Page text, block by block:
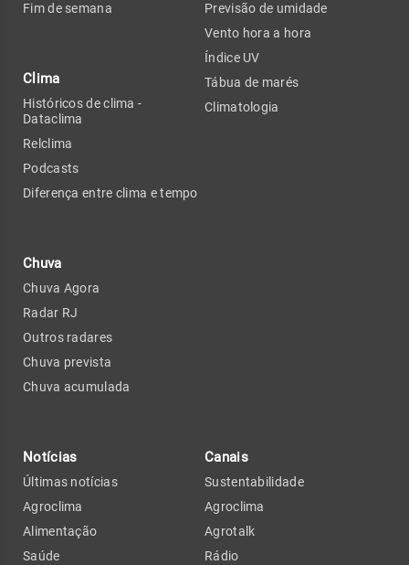
Fim de semana
Clima
Históricos de clima -
Dataclima
Relclima
Podcasts
Diferença entre clima e tempo
Chuva
Chuva Agora
Radar RJ
Outros radares
Chuva prevista
Chuva acumulada
Previsão de umidade
Vento hora a hora
Índice UV
Tábua de marés
Climatologia
Notícias
Últimas notícias
Agroclima
Alimentação
Saúde
Canais
Sustentabilidade
Agroclima
Agrotalk
Rádio